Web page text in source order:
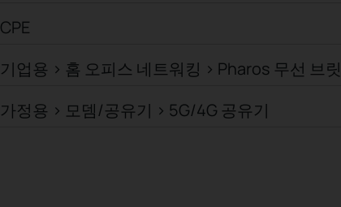
CPE
기업용 > 홈 오피스 네트워킹 > Pharos 무선 브
가정용 > 모뎀/공유기 > 5G/4G 공유기